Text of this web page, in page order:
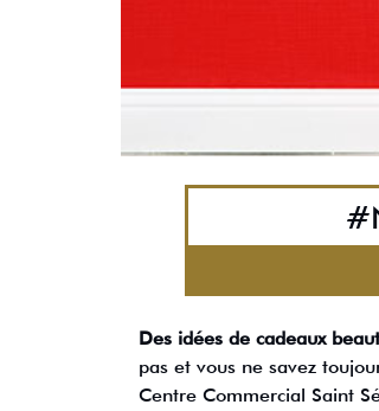
Des idées de cadeaux
pas et vous ne savez
Centre Commercial Saint